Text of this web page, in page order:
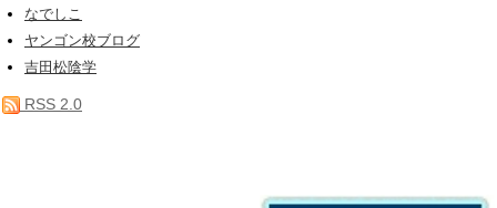
なでしこ
ヤンゴン校ブログ
吉田松陰学
RSS 2.0